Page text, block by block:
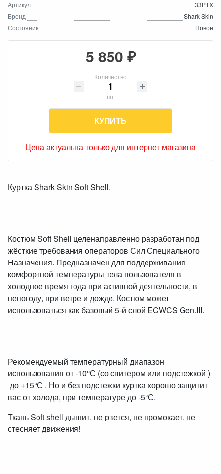
Артикул
33PTX
Бренд
Shark Skin
Состояние
Новое
5 850 ₽
Количество
шт
КУПИТЬ
Цена актуальна только для интернет магазина
Куртка Shark Skin Soft Shell.
Костюм Soft Shell целенаправленно разработан под
жёсткие требования операторов Сил Специального
Назначения. Предназначен для поддерживания
комфортной температуры тела пользователя в
холодное время года при активной деятельности, в
непогоду, при ветре и дожде. Костюм может
использоваться как базовый 5-й слой ECWCS Gen.III.
Рекомендуемый температурный диапазон
использования от -10°С (со свитером или подстежкой )
до +15°С . Но и без подстежки куртка хорошо защитит
вас от холода, при температуре до -5°С.
Ткань Soft shell дышит, не рвется, не промокает, не
стесняет движения!